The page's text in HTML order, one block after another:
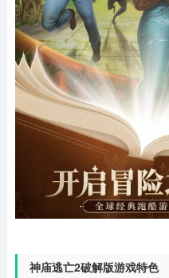
神庙逃亡2破解版游戏特色